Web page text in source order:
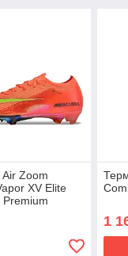
Air Zoom
XV Elite
1